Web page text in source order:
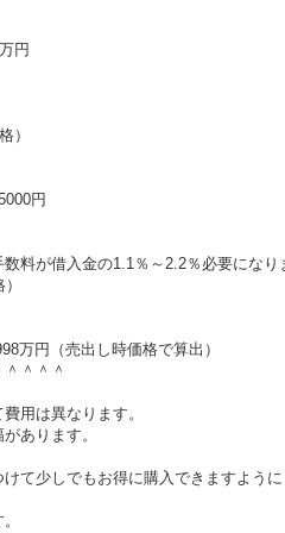
円
）
円
料が借入金の1.1％～2.2％必要になり
万円（売出し時価格で算出）
＾＾＾
用は異なります。
あります。
て少しでもお得に購入できますように